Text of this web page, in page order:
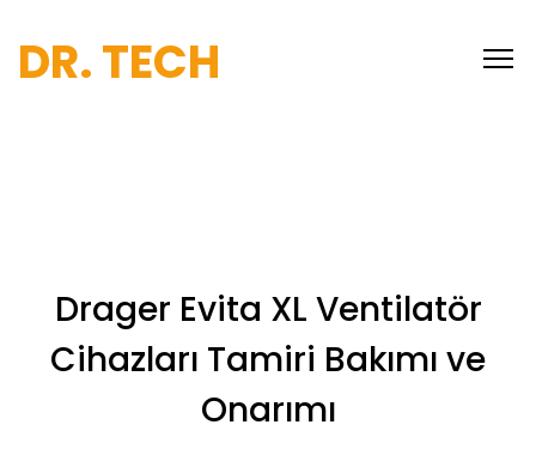
DR. TECH
Drager Evita XL Ventilatör
Cihazları Tamiri Bakımı ve
Onarımı